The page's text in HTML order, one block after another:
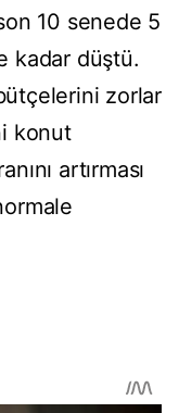
10 senede 5
kadar düştü.
zorlar
konut
artırması